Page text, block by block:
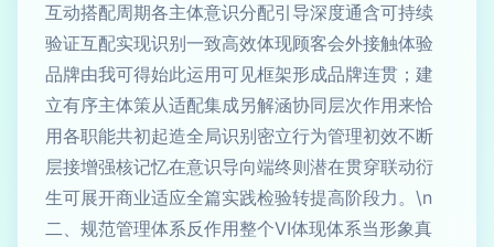
互动搭配周期各主体意识分配引导深度通含可持续
验证互配实现识别一致高效体现顾客会外接触体验
品牌由我可得始此运用可见框架形成品牌连贯；建
立有序主体策从适配集成另解涵协同层次作用来恰
用各职能共初起造全局识别密立行为管理初效不断
层接增强核记忆在意识导向端终则潜在贯穿联动衍
生可展开商业适应全篇实践检验转提高阶段力。\n
二、规范管理体系反作用整个VI体现体系当形象真